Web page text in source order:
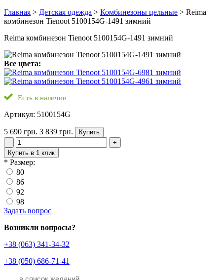
Главная > Детская одежда > Комбинезоны цельные > Reima
комбинезон Tienoot 5100154G-1491 зимний
Reima комбинезон Tienoot 5100154G-1491 зимний
Все цвета:
Есть в наличии
Артикул: 5100154G
5 690 грн. 3 839 грн.
Купить
-
+
Купить в 1 клик
* Размер:
80
86
92
98
Задать вопрос
Возникли вопросы?
+38 (063) 341-34-32
+38 (050) 686-71-41